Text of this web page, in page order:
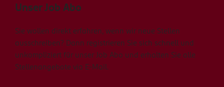
Unser Job Abo
Sie wollen direkt erfahren, wenn wir neue Stellen
ausschreiben? Dann registrieren Sie sich schnell und
unkompliziert für unser Job Abo und erhalten Sie alle
Stellenangebote via E-Mail.